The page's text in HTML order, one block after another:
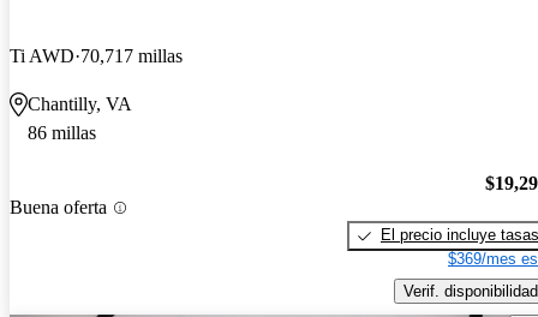
Ti AWD 70,717 millas
Chantilly, VA
86 millas
Buena oferta
El precio incluye tasas
$369/mes
Verif. disponibilidad